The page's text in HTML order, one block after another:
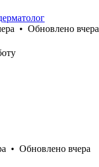
• Обновлено вчера
• Обновлено вчера